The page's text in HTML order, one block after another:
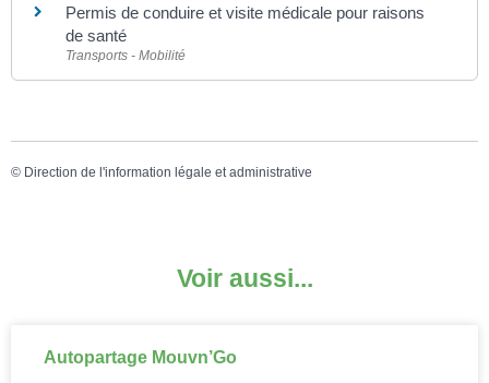
Permis de conduire et visite médicale pour raisons
de santé
Transports - Mobilité
© Direction de l'information légale et administrative
Voir aussi...
Autopartage Mouvn’Go